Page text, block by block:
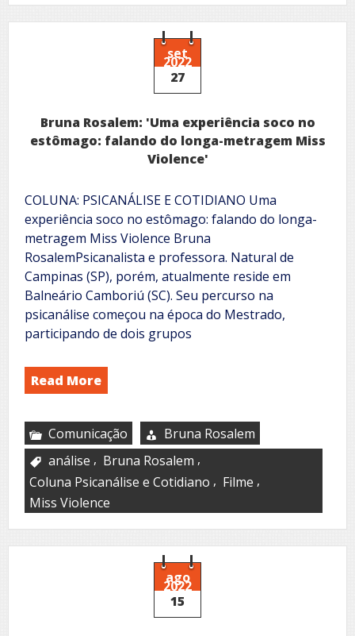
da
música
Explode
Coração
set
2022
27
Bruna Rosalem: 'Uma experiência soco no
estômago: falando do longa-metragem Miss
Violence'
COLUNA: PSICANÁLISE E COTIDIANO Uma
experiência soco no estômago: falando do longa-
metragem Miss Violence Bruna
RosalemPsicanalista e professora. Natural de
Campinas (SP), porém, atualmente reside em
Balneário Camboriú (SC). Seu percurso na
psicanálise começou na época do Mestrado,
participando de dois grupos
Read More
Comunicação
Bruna Rosalem
análise , Bruna Rosalem ,
Coluna Psicanálise e Cotidiano , Filme ,
Miss Violence
ago
2022
15